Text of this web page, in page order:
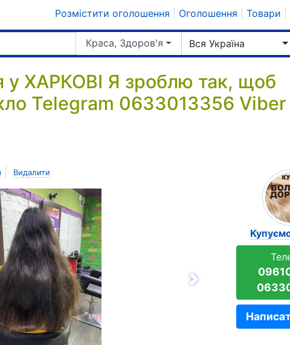
Розмістити оголошення Оголошення Товари
Краса, Здоров'я Вся Україна
у ХАРКОВІ Я зроблю так, щоб
Telegram 0633013356 Viber
Видалити